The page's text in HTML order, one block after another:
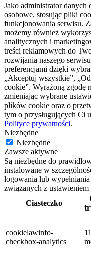
Jako administrator
osobowe, stosując pliki
funkcjonowania serwisu.
możemy również
analitycznych i
treści reklamowych do
rozwijania naszego
preferencjami dzięki
„Akceptuj wszystkie”,
cookie”. Wyrażoną zgodę
zmieniając wybrane
plików cookie oraz o
tym o przysługujących Ci
Polityce prywatności.
Niezbędne
Niezbędne
Zawsze aktywne
Są niezbędne do
instalowane w
logowania lub
związanych z
Ciasteczko
cookielawinfo-
checkbox-analytics
11